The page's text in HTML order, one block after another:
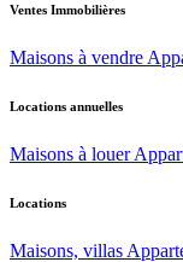
Ventes Immobilières
Maisons à vendre
Locations annuelles
Maisons à louer
Locations
Maisons, villas